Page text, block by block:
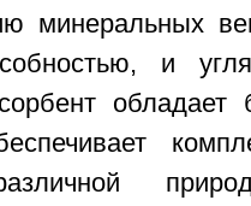
минеральных
и
обладает